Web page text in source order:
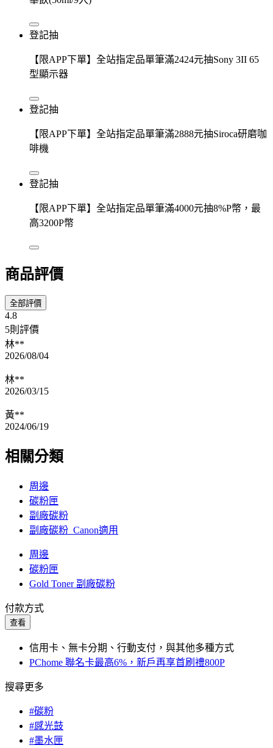
登記抽
【限APP下單】全站指定品單筆滿2424元抽Sony 3II 65
型顯示器
登記抽
【限APP下單】全站指定品單筆滿2888元抽Siroca研磨咖
啡機
登記抽
【限APP下單】全站指定品單筆滿4000元抽8%P幣，最
高3200P幣
商品評價
全部評價
4.8
5則評價
林**
2026/08/04
林**
2026/03/15
黃**
2024/06/19
相關分類
周邊
碳粉匣
副廠碳粉
副廠碳粉_Canon適用
周邊
碳粉匣
Gold Toner 副廠碳粉
付款方式
查看
信用卡、無卡分期、行動支付，與其他多種方式
PChome 聯名卡最高6%，新戶再享首刷禮800P
搜尋更多
#碳粉
#感光鼓
#墨水匣